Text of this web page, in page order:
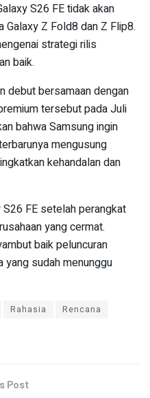
S26 FE tidak akan
Galaxy Z Fold8 dan Z Flip8.
strategi rilis
baik.
debut bersamaan dengan
tersebut pada Juli
bahwa Samsung ingin
mengusung
kehandalan dan
FE setelah perangkat
yang cermat.
baik peluncuran
yang sudah menunggu
Rahasia
Rencana
Post